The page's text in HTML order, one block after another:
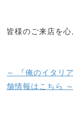
皆様のご来店を
～ 『俺のイタリ
舗情報はこちら ～